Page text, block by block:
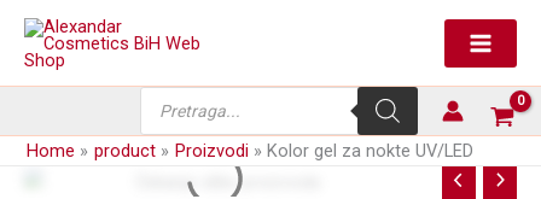
Skip
content
search
Home product Proizvodi Kolor gel za nokte UV/LED